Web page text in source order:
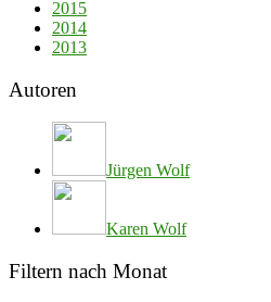
2015
2014
2013
Autoren
Jürgen Wolf
Karen Wolf
Filtern nach Monat